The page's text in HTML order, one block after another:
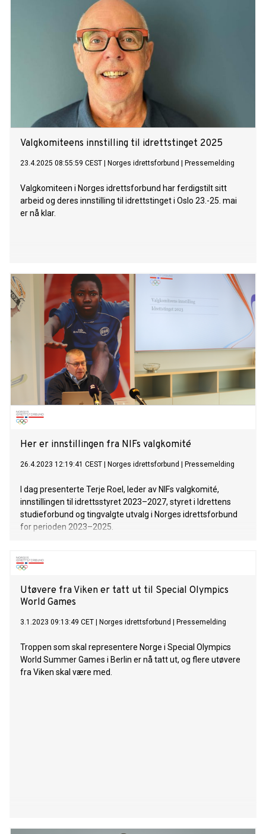
Valgkomiteens innstilling til idrettstinget 2025
23.4.2025 08:55:59 CEST Norges idrettsforbund Pressemelding
Valgkomiteen i Norges idrettsforbund har ferdigstilt sitt
arbeid og deres innstilling til idrettstinget i Oslo 23.-25. mai
er nå klar.
Her er innstillingen fra NIFs valgkomité
26.4.2023 12:19:41 CEST Norges idrettsforbund Pressemelding
I dag presenterte Terje Roel, leder av NIFs valgkomité,
innstillingen til idrettsstyret 2023–2027, styret i Idrettens
studieforbund og tingvalgte utvalg i Norges idrettsforbund
for perioden 2023–2025.
Utøvere fra Viken er tatt ut til Special Olympics
World Games
3.1.2023 09:13:49 CET Norges idrettsforbund Pressemelding
Troppen som skal representere Norge i Special Olympics
World Summer Games i Berlin er nå tatt ut, og flere utøvere
fra Viken skal være med.